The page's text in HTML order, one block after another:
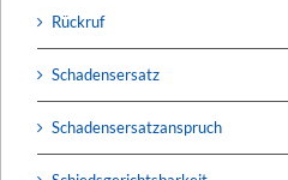
Rückruf
Schadensersatz
Schadensersatzanspruch